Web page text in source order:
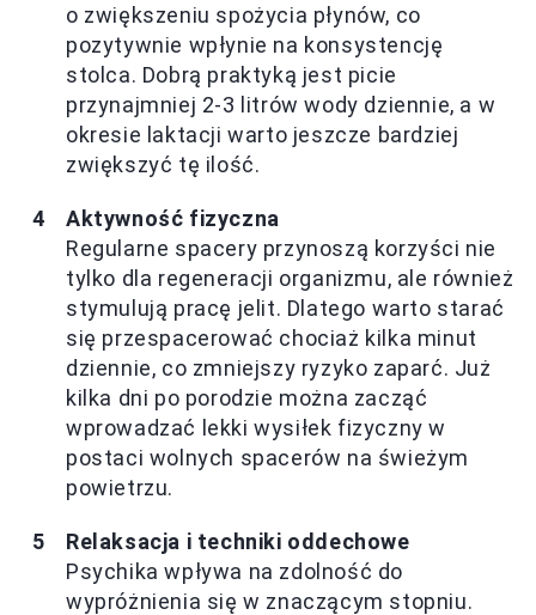
o zwiększeniu spożycia płynów, co
pozytywnie wpłynie na konsystencję
stolca. Dobrą praktyką jest picie
przynajmniej 2-3 litrów wody dziennie, a w
okresie laktacji warto jeszcze bardziej
zwiększyć tę ilość.
Aktywność fizyczna
Regularne spacery przynoszą korzyści nie
tylko dla regeneracji organizmu, ale również
stymulują pracę jelit. Dlatego warto starać
się przespacerować chociaż kilka minut
dziennie, co zmniejszy ryzyko zaparć. Już
kilka dni po porodzie można zacząć
wprowadzać lekki wysiłek fizyczny w
postaci wolnych spacerów na świeżym
powietrzu.
Relaksacja i techniki oddechowe
Psychika wpływa na zdolność do
wypróżnienia się w znaczącym stopniu.